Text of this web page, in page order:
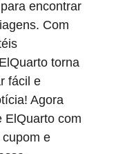
encontrar
Com
torna
fácil e
Agora
ElQuarto com
e